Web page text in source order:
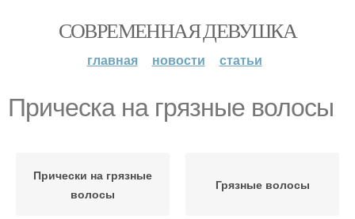
СОВРЕМЕННАЯ ДЕВУШКА
главная новости статьи
Прическа на грязные волосы
Прически на грязные
волосы
Грязные волосы